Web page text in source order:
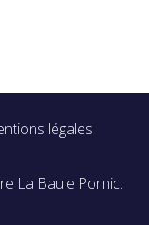
légales
La Baule Pornic.